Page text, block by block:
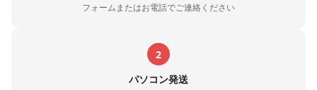
フォームまたはお電話でご連絡ください
2
パソコン発送